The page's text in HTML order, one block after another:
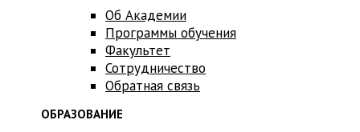
Об Академии
Программы обучения
Факультет
Сотрудничество
Обратная связь
ОБРАЗОВАНИЕ